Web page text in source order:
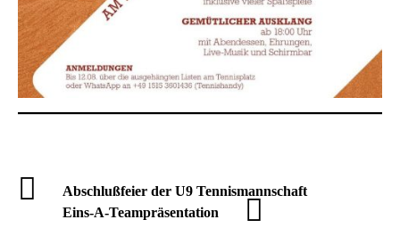
Abschlußfeier der U9 Tennismannschaft
Eins-A-Teampräsentation